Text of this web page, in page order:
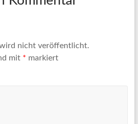
nicht veröffentlicht.
mit * markiert